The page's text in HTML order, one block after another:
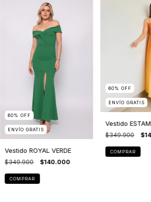
60% OFF
ENVÍO GRATIS
Vestido ROYAL VERDE
$349.900 $140.000
COMPRAR
60% OFF
ENVÍO GRATIS
Vestido
$349.900
COMPRAR